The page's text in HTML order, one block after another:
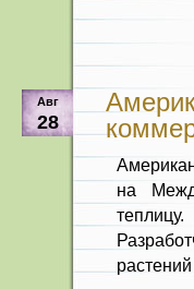
Авг
28
на